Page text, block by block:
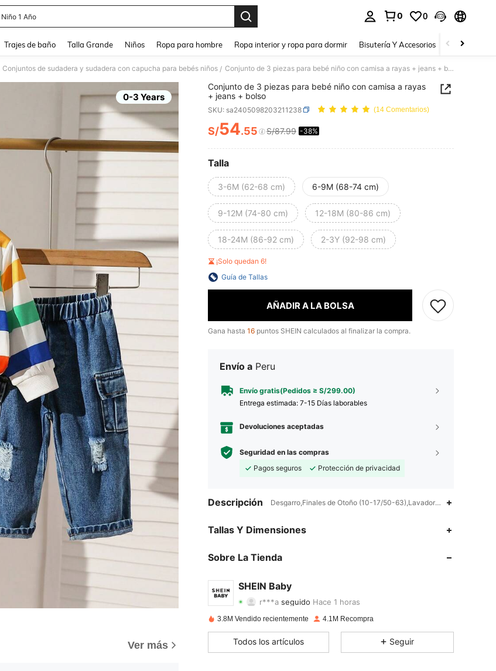
1 Año
0 0
Trajes de baño Talla Grande Niños Ropa para hombre Ropa interior y ropa para dormir Bisutería Y Accesorios Zapatos
Conjuntos de sudadera y sudadera con capucha para bebés niños / Conjunto de 3 piezas para bebé niño con camisa a rayas + jeans + bolso
0-3 Years
Ver más
Conjunto de 3 piezas para bebé niño con camisa a rayas
+ jeans + bolso
SKU: sa2405098203211238 (14 Comentarios)
PRICE AND AVAILABILITY
S/54.55 S/87.99 -38%
Talla
3-6M (62-68 cm) 6-9M (68-74 cm)
9-12M (74-80 cm) 12-18M (80-86 cm)
18-24M (86-92 cm) 2-3Y (92-98 cm)
¡Solo quedan 6!
Guía de Tallas
AÑADIR A LA BOLSA
Gana hasta 16 puntos SHEIN calculados al finalizar la compra.
Envío a Peru
Envío gratis(Pedidos ≥ S/299.00)
Entrega estimada: 7-15 Días laborables
Devoluciones aceptadas
Seguridad en las compras
Pagos seguros
Protección de privacidad
Descripción Desgarro,Finales de Otoño (10-17/50-63),Lavadora, no limpiar en
Tallas Y Dimensiones
Sobre La Tienda
SHEIN Baby
4.96
seguido
4.96 Calificación 23KArtículos
4.96 23K 743K
3.8M Vendido recientemente 4.1M Recompra
Todos los artículos Seguir